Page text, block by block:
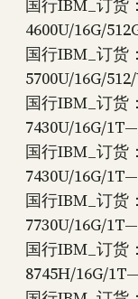
国行IBM_订货
4600U/16G/
国行IBM_订货
5700U/16G/
国行IBM_订货
7430U/16G/
国行IBM_订货
7430U/16G/
国行IBM_订货
7730U/16G/
国行IBM_订货
8745H/16G/